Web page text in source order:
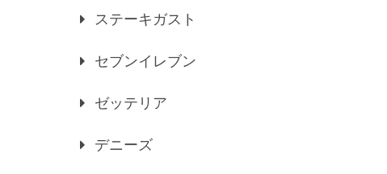
ステーキガスト
セブンイレブン
ゼッテリア
デニーズ